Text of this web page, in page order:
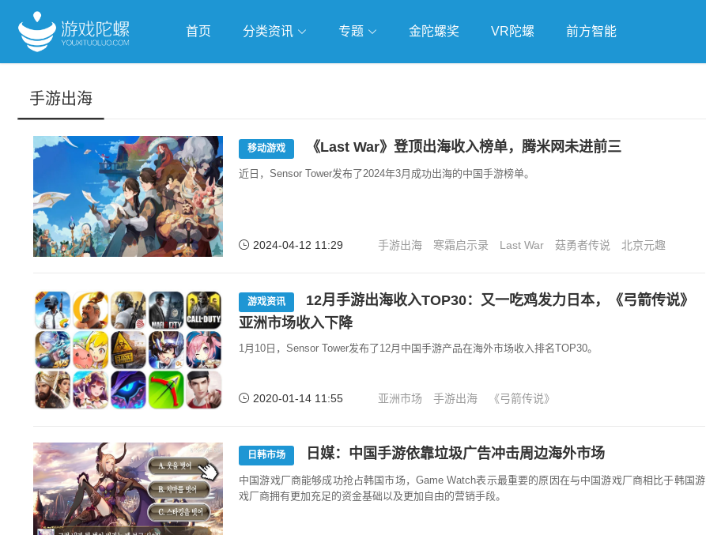
首页 分类资讯 专题 金陀螺奖 VR陀螺 前方智能
手游出海
移动游戏 《Last War》登顶出海收入榜单，腾米网未进前三
近日，Sensor Tower发布了2024年3月成功出海的中国手游榜单。
2024-04-12 11:29 手游出海 寒霜启示录 Last War 菇勇者传说 北京元趣
游戏资讯
12月手游出海收入TOP30：又一吃鸡发力日本，《弓箭传说》
亚洲市场收入下降
1月10日，Sensor Tower发布了12月中国手游产品在海外市场收入排名TOP30。
2020-01-14 11:55 亚洲市场 手游出海 《弓箭传说》
日韩市场 日媒：中国手游依靠垃圾广告冲击周边海外市场
中国游戏厂商能够成功抢占韩国市场，Game Watch表示最重要的原因在与中国游戏厂商相比于韩国游
戏厂商拥有更加充足的资金基础以及更加自由的营销手段。